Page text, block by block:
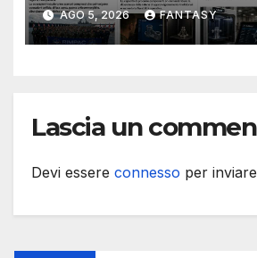
Essex e Schofield
AGO 5, 2026 FANTASY
Lascia un
Devi essere connesso per